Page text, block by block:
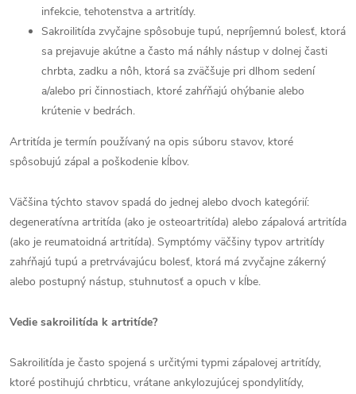
infekcie, tehotenstva a artritídy.
Sakroilitída zvyčajne spôsobuje tupú, nepríjemnú bolesť, ktorá
sa prejavuje akútne a často má náhly nástup v dolnej časti
chrbta, zadku a nôh, ktorá sa zväčšuje pri dlhom sedení
a/alebo pri činnostiach, ktoré zahŕňajú ohýbanie alebo
krútenie v bedrách.
Artritída je termín používaný na opis súboru stavov, ktoré
spôsobujú zápal a poškodenie kĺbov.
Väčšina týchto stavov spadá do jednej alebo dvoch kategórií:
degeneratívna artritída (ako je osteoartritída) alebo zápalová artritída
(ako je reumatoidná artritída). Symptómy väčšiny typov artritídy
zahŕňajú tupú a pretrvávajúcu bolesť, ktorá má zvyčajne zákerný
alebo postupný nástup, stuhnutosť a opuch v kĺbe.
Vedie sakroilitída k artritíde?
Sakroilitída je často spojená s určitými typmi zápalovej artritídy,
ktoré postihujú chrbticu, vrátane ankylozujúcej spondylitídy,